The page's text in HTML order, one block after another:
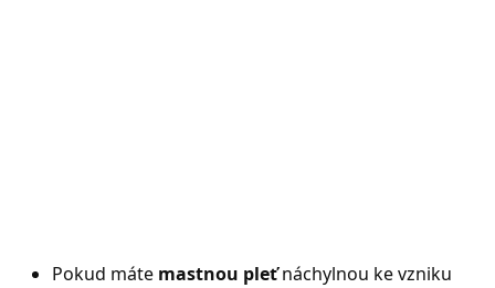
Pokud máte mastnou pleťnáchylnou ke vzniku